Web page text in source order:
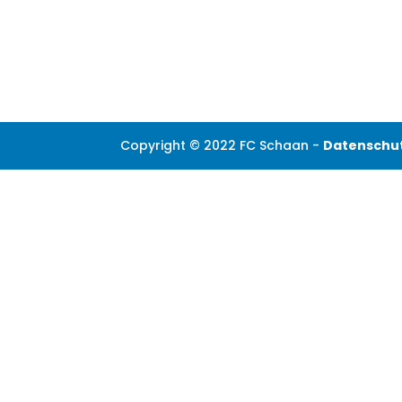
Copyright © 2022 FC Schaan -